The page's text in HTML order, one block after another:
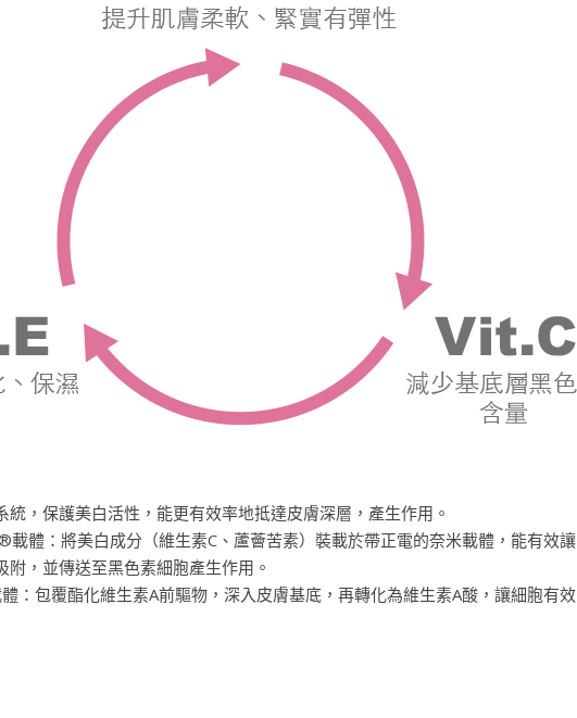
統，保護美白活性，能更有效率地抵達皮膚深層，產生作用。
載體：將美白成分（維生素C、蘆薈苦素）裝載於帶正電的奈米載體，能有效讓
附，並傳送至黑色素細胞產生作用。
：包覆酯化維生素A前驅物，深入皮膚基底，再轉化為維生素A酸，讓細胞有效